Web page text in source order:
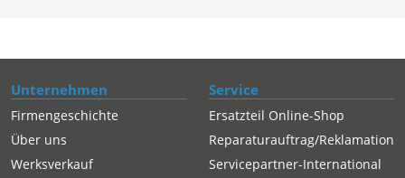
Unternehmen
Firmengeschichte
Über uns
Werksverkauf
Service
Ersatzteil Online-Shop
Reparaturauftrag/Reklamation
Servicepartner-International